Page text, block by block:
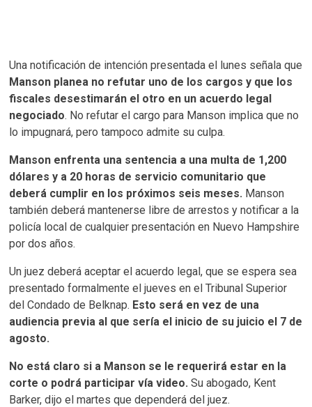
Una notificación de intención presentada el lunes señala que
Manson planea no refutar uno de los cargos y que los
fiscales desestimarán el otro en un acuerdo legal
negociado. No refutar el cargo para Manson implica que no
lo impugnará, pero tampoco admite su culpa.
Manson enfrenta una sentencia a una multa de 1,200
dólares y a 20 horas de servicio comunitario que
deberá cumplir en los próximos seis meses. Manson
también deberá mantenerse libre de arrestos y notificar a la
policía local de cualquier presentación en Nuevo Hampshire
por dos años.
Un juez deberá aceptar el acuerdo legal, que se espera sea
presentado formalmente el jueves en el Tribunal Superior
del Condado de Belknap. Esto será en vez de una
audiencia previa al que sería el inicio de su juicio el 7 de
agosto.
No está claro si a Manson se le requerirá estar en la
corte o podrá participar vía video. Su abogado, Kent
Barker, dijo el martes que dependerá del juez.